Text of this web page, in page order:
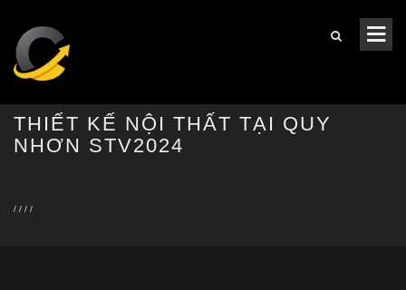
THIẾT KẾ NỘI THẤT TẠI QUY
NHƠN STV2024
/ / / /